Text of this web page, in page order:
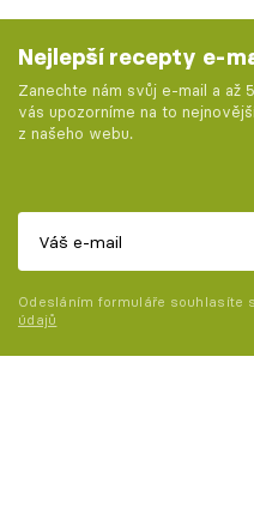
Nejlepší recepty e-
Zanechte nám svůj e-mail a až
vás upozorníme na to
z našeho webu.
Odesláním formuláře souhlasíte s
údajů